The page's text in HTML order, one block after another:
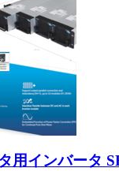
用インバータ